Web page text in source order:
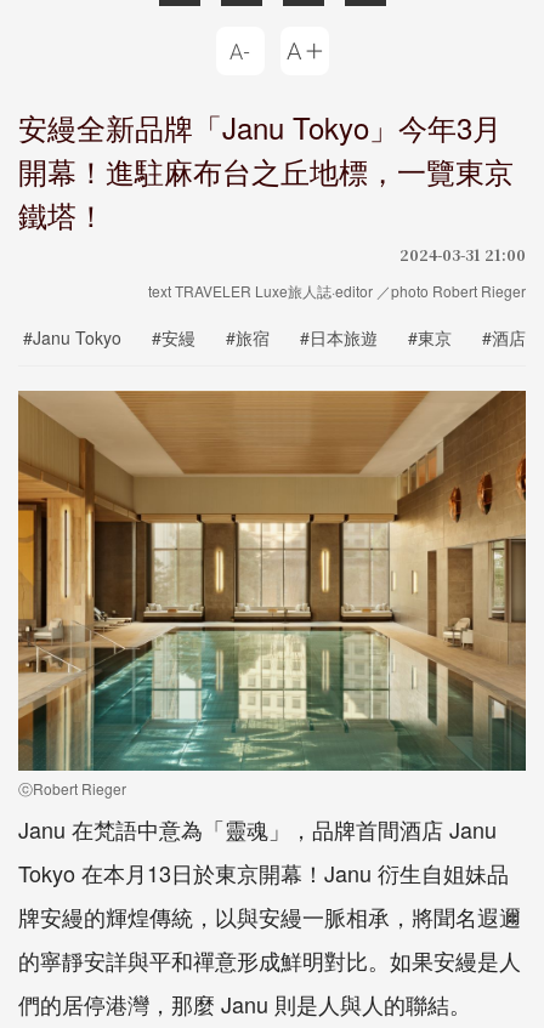
安縵全新品牌「Janu Tokyo」今年3月
開幕！進駐麻布台之丘地標，一覽東京
鐵塔！
2024-03-31 21:00
text TRAVELER Luxe旅人誌·editor ／photo Robert Rieger
#Janu Tokyo #安縵 #旅宿 #日本旅遊 #東京 #酒店
ⓒRobert Rieger
Janu 在梵語中意為「靈魂」，品牌首間酒店 Janu
Tokyo 在本月13日於東京開幕！Janu 衍生自姐妹品
牌安縵的輝煌傳統，以與安縵一脈相承，將聞名遐邇
的寧靜安詳與平和禪意形成鮮明對比。如果安縵是人
們的居停港灣，那麼 Janu 則是人與人的聯結。